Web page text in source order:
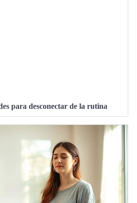
para desconectar de la rutina